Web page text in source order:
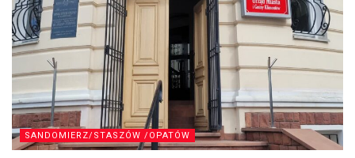
SANDOMIERZ/STASZÓW /OPATÓW